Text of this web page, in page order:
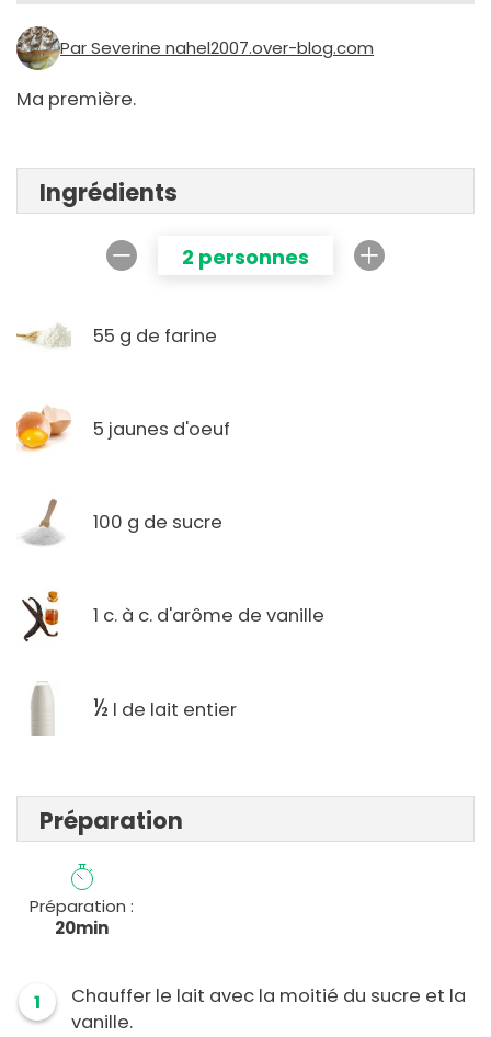
Par Severine nahel2007.over-blog.com
Ma première.
Ingrédients
2 personnes
55 g de farine
5 jaunes d'oeuf
100 g de sucre
1 c. à c. d'arôme de vanille
½ l de lait entier
Préparation
Préparation :
20min
1
Chauffer le lait avec la moitié du sucre et la
vanille.